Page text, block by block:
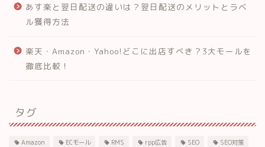
あす楽と翌日配送の違いは？翌日配送のメリットとラベ
ル獲得方法
楽天・Amazon・Yahoo!どこに出店すべき？3大モールを
徹底比較！
タグ
Amazon ECモール RMS rpp広告 SEO SEO対策